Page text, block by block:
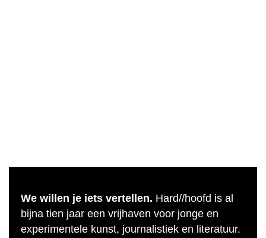
We willen je iets vertellen. Hard//hoofd is al
bijna tien jaar een vrijhaven voor jonge en
experimentele kunst, journalistiek en literatuur.